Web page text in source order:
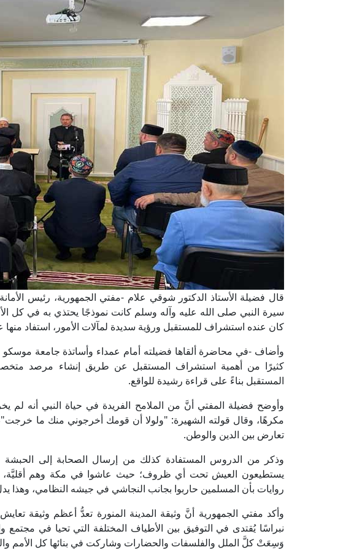
قال فضيلة الأستاذ الدكتور شوقي علام -مفتي الجمهورية، رئيس
سيرة النبي صلى الله عليه وآله وسلم كانت نموذجًا يحتذي به في كل
كان عنده استشراف للمستقبل ورؤية سديدة لمآلات الأمور، استفاد منها
وأضاف -في محاضرة ألقاها فضيلته أمام عمداء وأساتذة جامعة موسكو
كثيرًا من أهمية استشراف المستقبل عن طريق إنشاء مرصد
المستقبل بناءً على قراءة رشيدة للواقع.
وأوضح فضيلة المفتي أنَّ من الملامح الفريدة في حياة النبي أنه
مكرهًا، وقال قولته الشهيرة: "ولولا أن قومك أخرجوني منك ما
تعارض بين الدين والوطن.
وذكر من الدروس المستفادة كذلك من إرسال الصحابة إلى الحبشة
يستطيعون العيش تحت أي ظروف؛ حيث عاشوا في مكة وهم أقليَّة،
روايات بأن المسلمين حاربوا بجانب النجاشي في جيشه النظامي، وهذا
وأكد مفتي الجمهورية أنَّ وثيقة المدينة المنورة تعدُّ أعظم وثيقة
نبراسًا يُقتدى في التوفيق بين الأطياف المختلفة التي تحيا في مجتمع
وَسِعَتْ كلَّ الملل والفلسفات والحضارات وشاركت في بنائها كل الأمم